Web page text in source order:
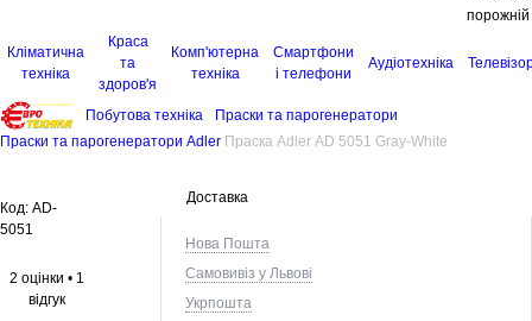
порожній
Кліматична
техніка
Краса
та
здоров'я
Комп'ютерна
техніка
Смартфони
і телефони
Аудіотехніка
Побутова техніка
Праски та парогенератори
Праски та парогенератори Adler Праска Adler AD 5051 Gray-White
Доставка
Нова Пошта
Самовивіз у Львові
Укрпошта
Код: AD-
5051
2 оцінки • 1
відгук